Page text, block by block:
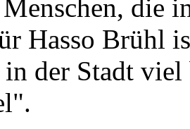
die
Hasso Brühl
in der Stadt